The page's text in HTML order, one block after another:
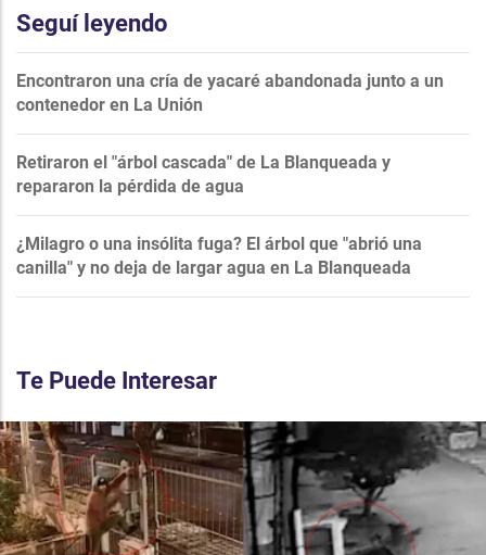
Seguí leyendo
Encontraron una cría de yacaré abandonada junto a un
contenedor en La Unión
Retiraron el "árbol cascada" de La Blanqueada y
repararon la pérdida de agua
¿Milagro o una insólita fuga? El árbol que "abrió una
canilla" y no deja de largar agua en La Blanqueada
Te Puede Interesar